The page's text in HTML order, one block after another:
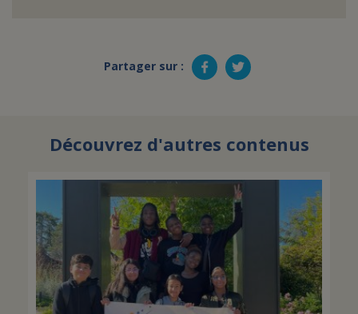
Partager sur :
Découvrez d'autres contenus